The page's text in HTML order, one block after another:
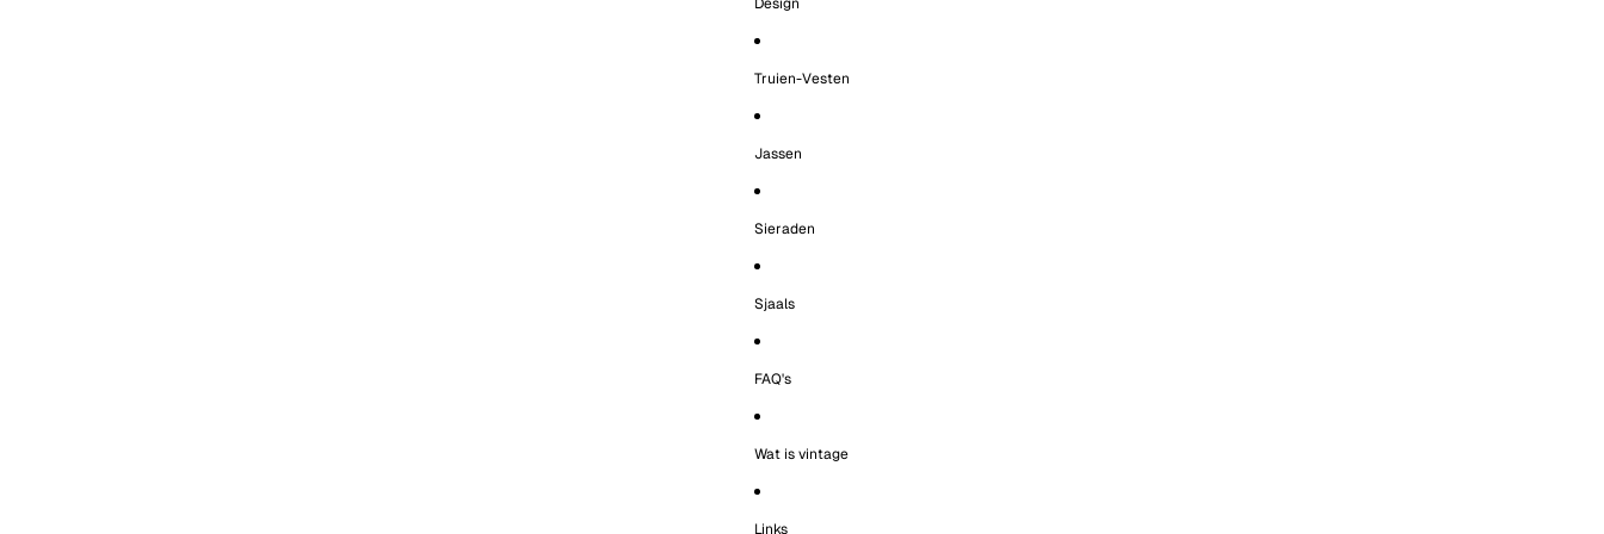
Truien-Vesten
Jassen
Sieraden
Sjaals
FAQ's
Wat is vintage
Links